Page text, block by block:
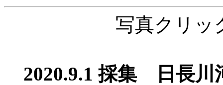
写真クリ
2020.9.1 採集 日長川